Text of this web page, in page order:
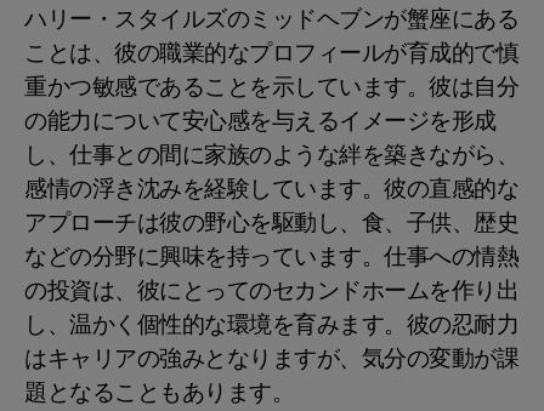
ハリー・スタイルズのミッドヘブンが蟹座にある
ことは、彼の職業的なプロフィールが育成的で慎
重かつ敏感であることを示しています。彼は自分
の能力について安心感を与えるイメージを形成
し、仕事との間に家族のような絆を築きながら、
感情の浮き沈みを経験しています。彼の直感的な
アプローチは彼の野心を駆動し、食、子供、歴史
などの分野に興味を持っています。仕事への情熱
の投資は、彼にとってのセカンドホームを作り出
し、温かく個性的な環境を育みます。彼の忍耐力
はキャリアの強みとなりますが、気分の変動が課
題となることもあります。